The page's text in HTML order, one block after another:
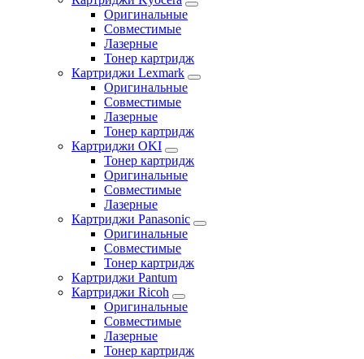
Оригинальные
Совместимые
Лазерные
Тонер картридж
Картриджи Lexmark
Оригинальные
Совместимые
Лазерные
Тонер картридж
Картриджи OKI
Тонер картридж
Оригинальные
Совместимые
Лазерные
Картриджи Panasonic
Оригинальные
Совместимые
Тонер картридж
Картриджи Pantum
Картриджи Ricoh
Оригинальные
Совместимые
Лазерные
Тонер картридж